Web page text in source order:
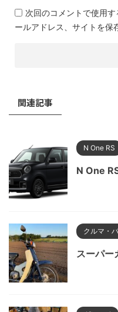
次回のコメントで使用
ールアドレス、サイトを保
関連記事
N One RS
N One
クルマ・
スーパ